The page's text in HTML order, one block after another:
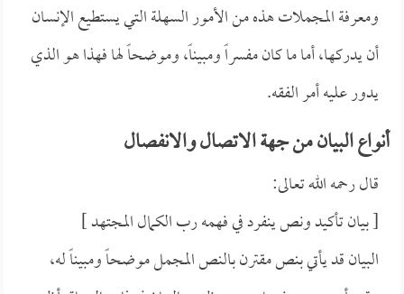
ومعرفة المجملات هذه من الأمور السهلة التي يستطيع الإنسان
أن يدركها، أما ما كان مفسراً ومبيناً، وموضحاً لها فهذا هو الذي
يدور عليه أمر الفقه.
أنواع البيان من جهة الاتصال والانفصال
قال رحمه الله تعالى:
[ بيان تأكيد ونص ينفرد في فهمه رب الكمال المجتهد ]
البيان قد يأتي بنص مقترن بالنص المجمل موضحاً ومبيناً له،